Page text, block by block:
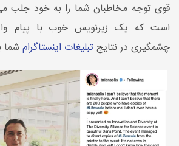
قوی توجه مخاطبان شما را به خود جلب
است که یک زیرنویس خوب با پیام
چشمگیری در نتایجتبلیغات اینستاگرام شما